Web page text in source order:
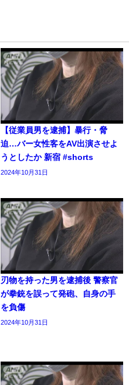
【従業員男を逮捕】暴行・脅
迫…バー女性客をAV出演させよ
うとしたか 新宿 #shorts
2024年10月31日
刃物を持った男を逮捕後 警察官
が拳銃を誤って発砲、自身の手
を負傷
2024年10月31日